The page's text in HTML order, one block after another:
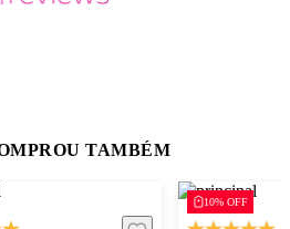
TAMBÉM
10% OFF